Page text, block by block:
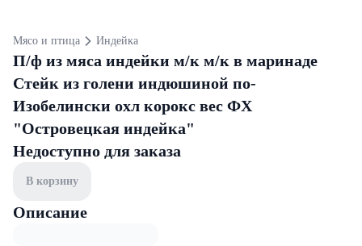
Мясо и птица Индейка
П/ф из мяса индейки м/к м/к в маринаде
Стейк из голени индюшиной по-
Изобелински охл корокс вес ФХ
"Островецкая индейка"
Недоступно для заказа
В корзину
Описание